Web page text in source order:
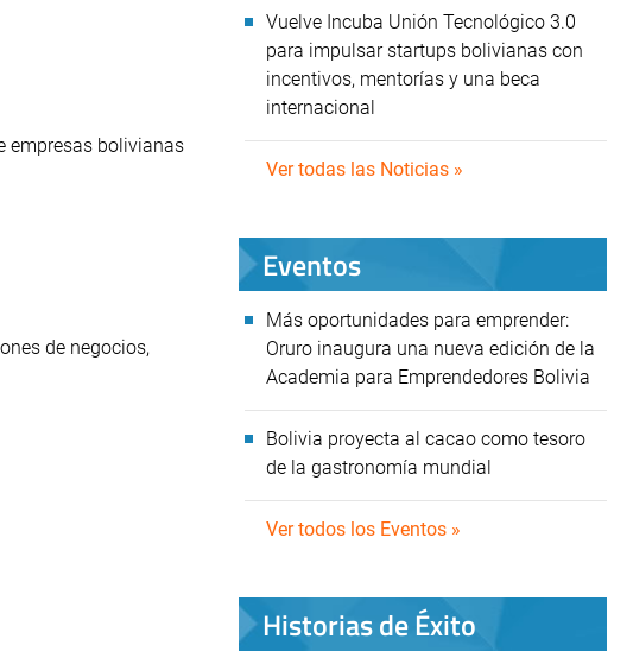
empresas bolivianas
de negocios,
Vuelve Incuba Unión Tecnológico 3.0
para impulsar startups bolivianas con
incentivos, mentorías y una beca
internacional
Ver todas las Noticias »
Eventos
Más oportunidades para emprender:
Oruro inaugura una nueva edición de la
Academia para Emprendedores Bolivia
Bolivia proyecta al cacao como tesoro
de la gastronomía mundial
Ver todos los Eventos »
Historias de Éxito